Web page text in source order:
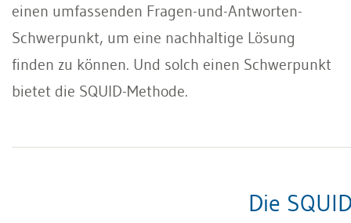
einen umfassenden Fragen-und-Antworten-
Schwerpunkt, um eine nachhaltige Lösung
finden zu können. Und solch einen Schwerpunkt
bietet die SQUID-Methode.
Die